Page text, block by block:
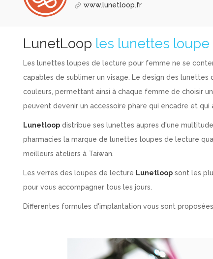
www.lunetloop.fr
LunetLoop les lunettes
Les lunettes loupes de lecture pour femme ne se
capables de sublimer un visage. Le design des lunettes
couleurs, permettant ainsi à chaque femme de choisir
peuvent devenir un accessoire phare qui encadre et
Lunetloop distribue ses lunettes aupres d'une
pharmacies la marque de lunettes loupes de lecture
meilleurs ateliers à Taiwan.
Les verres des loupes de lecture Lunetloop sont les
pour vous accompagner tous les jours.
Differentes formules d'implantation vous sont